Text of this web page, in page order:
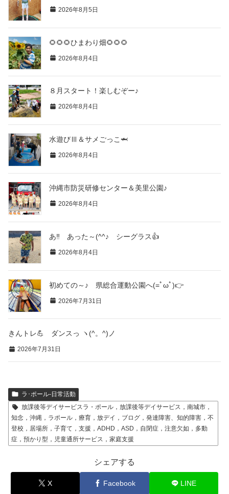
2026年8月5日
🌻🌻🌻ひまわり畑🌻🌻🌻
2026年8月4日
８月スタート！楽しむぞー♪
2026年8月4日
水遊びⅢ＆サメごっこ🦈
2026年8月4日
沖縄市防災研修センター＆美里公園♪
2026年8月4日
あ‼ あった～(^^♪ シーグラス👍
2026年8月4日
初めての～♪ 県総合運動公園へ(=ﾟωﾟ)👉
2026年7月31日
きんトレ💪 ダンスっ ヽ(^。^)ノ
2026年7月31日
ラ･ポール-日常活動
放課後等デイサービスラ・ポール，放課後等デイサービス，南城市，
知念，沖縄，ラポール，療育，放デイ，ブログ，発達障害、知的障害，不
登校，居場所，子育て，支援，ADHD，ASD，自閉症，注意欠如，多動
症，預かり型，児童通所サービス，家庭支援
シェアする
X Facebook LINE